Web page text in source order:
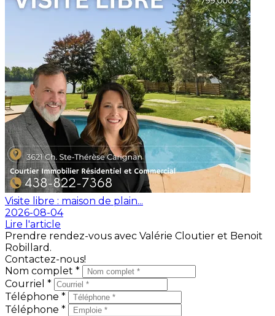
Visite libre : maison de plain...
2026-08-04
Lire l'article
Prendre rendez-vous avec Valérie Cloutier et Benoit
Robillard.
Contactez-nous!
Nom complet *
Courriel *
Téléphone *
Téléphone *